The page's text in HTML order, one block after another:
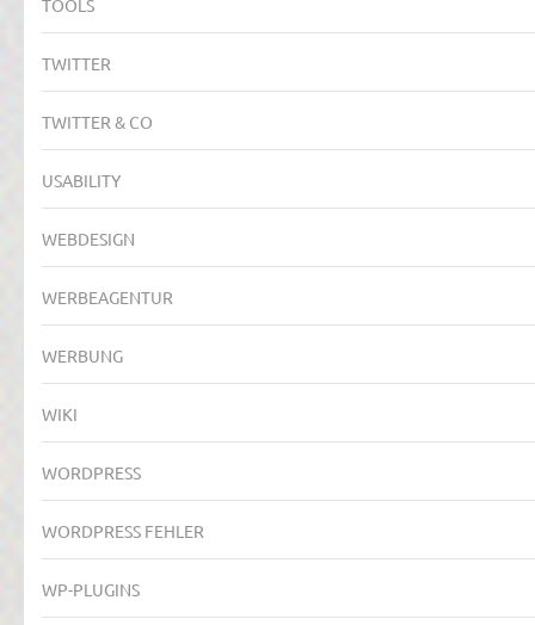
TOOLS
TWITTER
TWITTER & CO
USABILITY
WEBDESIGN
WERBEAGENTUR
WERBUNG
WIKI
WORDPRESS
WORDPRESS FEHLER
WP-PLUGINS